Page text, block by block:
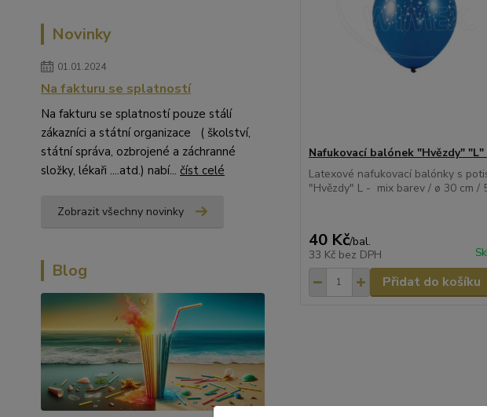
Novinky
01.01.2024
Na fakturu se splatností
Na fakturu se splatností pouze stálí
zákazníci a státní organizace ( školství,
státní správa, ozbrojené a záchranné
složky, lékaři ....atd.) nabí... číst celé
Zobrazit všechny novinky
Blog
Nafukovací balónek "Hvězdy" "L"
Latexové nafukovací balónky s
"Hvězdy" L - mix barev / ø 30 cm /
40 Kč/bal.
33 Kč bez DPH
Přidat do košíku